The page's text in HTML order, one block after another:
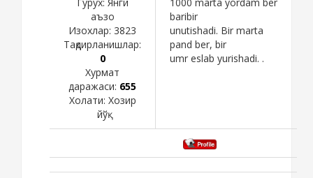
аъзо
Изохлар: 3823
Тақдирланишлар:
0
Хурмат
даражаси: 655
Холати: Хозир
йўқ
baribir
unutishadi. Bir marta
pand ber, bir
umr eslab yurishadi. .